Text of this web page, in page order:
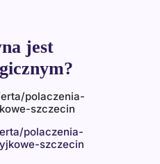
jest
polaczenia-
szczecin